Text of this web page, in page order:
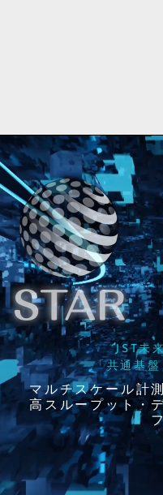
JST未
「共通基
マルチスケール計
高スループット・